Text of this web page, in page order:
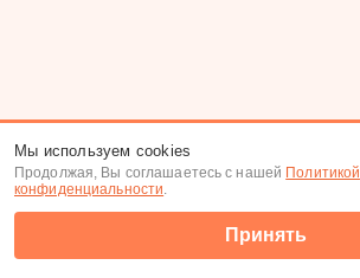
Мы используем cookies
Продолжая, Вы соглашаетесь с нашей Политикой
конфиденциальности.
Принять